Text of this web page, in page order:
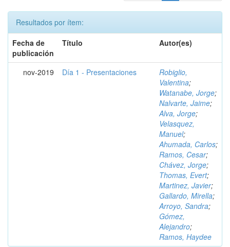
Resultados por ítem:
Fecha de
publicación
Título Autor(es)
nov-2019 Día 1 - Presentaciones
Robiglio,
Valentina;
Watanabe, Jorge;
Nalvarte, Jaime;
Alva, Jorge;
Velasquez,
Manuel;
Ahumada, Carlos;
Ramos, Cesar;
Chávez, Jorge;
Thomas, Evert;
Martinez, Javier;
Gallardo, Mirella;
Arroyo, Sandra;
Gómez,
Alejandro;
Ramos, Haydee